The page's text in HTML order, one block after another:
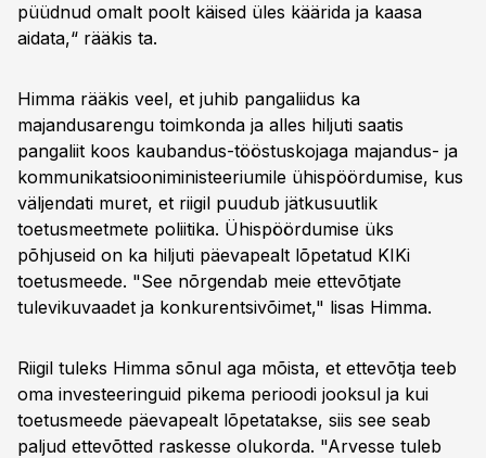
püüdnud omalt poolt käised üles käärida ja kaasa
aidata,“ rääkis ta.
Himma rääkis veel, et juhib pangaliidus ka
majandusarengu toimkonda ja alles hiljuti saatis
pangaliit koos kaubandus-tööstuskojaga majandus- ja
kommunikatsiooniministeeriumile ühispöördumise, kus
väljendati muret, et riigil puudub jätkusuutlik
toetusmeetmete poliitika. Ühispöördumise üks
põhjuseid on ka hiljuti päevapealt lõpetatud KIKi
toetusmeede. "See nõrgendab meie ettevõtjate
tulevikuvaadet ja konkurentsivõimet," lisas Himma.
Riigil tuleks Himma sõnul aga mõista, et ettevõtja teeb
oma investeeringuid pikema perioodi jooksul ja kui
toetusmeede päevapealt lõpetatakse, siis see seab
paljud ettevõtted raskesse olukorda. "Arvesse tuleb